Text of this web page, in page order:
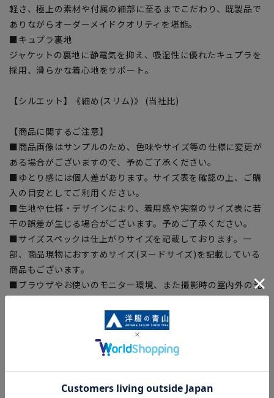
軽さ、極上の素材や付属の細部に至るまでこだわり、既製品で
ありながらオーダーメイドクオリティを堪能。
■キュプラ裏地
ジャケットの裏地に静電気を抑え、吸湿性に優れたキュプラを
採用、滑らかな着心地をサポート。
【シルエット】《細め(スリム)》 (当社比)
【商品に関するご注意】
■商品画像はサンプルのため、色味やサイズ等の仕様に変更が
ある場合がございますので、予めご了承ください。
■ゆとり感には個人差があります。サイズ表を確認の上、ご購
入の目安としてご利用ください。
■生地や仕様・デザインにより、着用感や実際のサイズ表に若
干の誤差が生じる場合がございます。予めご了承ください。
■サイズスペックは仕上がりサイズを記載しております。一
部、商品現物におすすめサイズ(ヌードサイズ)を記載している
商品もございます。
■ブラウザやお使いのモニター環境、また撮影時の室内外の光
加減により、実際の商品と掲載画像の色味が異なる場合がござ
■店舗や各モールサイトと商品在庫を共有しております関係
上、ご注文いただいたタイミングにより欠品が発生し、ご注文
よってはお急ぎ発送サービスを選択できない場合がございま